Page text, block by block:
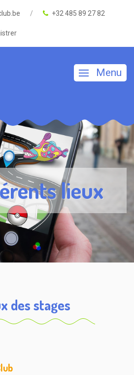
+32 485 89 27 82
Menu
lieux
des stages